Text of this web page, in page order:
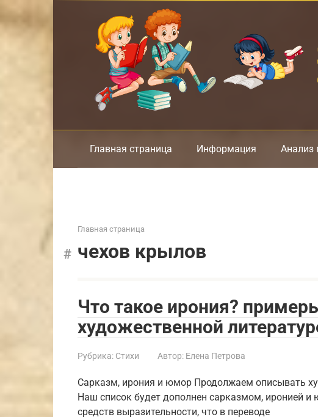
к
Главная страница Информация Анализ
Главная страница
чехов крылов
Что такое ирония?
художественной
Рубрика: Стихи Автор: Елена Петрова
Сарказм, ирония и юмор Продолжаем описывать
Наш список будет дополнен сарказмом, иронией
средств выразительности, что в переводе